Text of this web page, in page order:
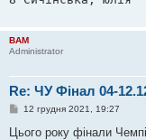
BAM
Administrator
Re: ЧУ Фінал 04-
П
в
12 грудня 2021, 19:27
Цього року фінали